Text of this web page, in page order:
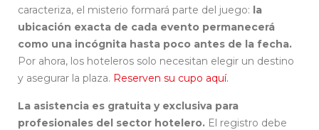
caracteriza, el misterio formará parte del juego: la
ubicación exacta de cada evento permanecerá
como una incógnita hasta poco antes de la fecha.
Por ahora, los hoteleros solo necesitan elegir un destino
y asegurar la plaza. Reserven su cupo aquí.
La asistencia es gratuita y exclusiva para
profesionales del sector hotelero. El registro debe